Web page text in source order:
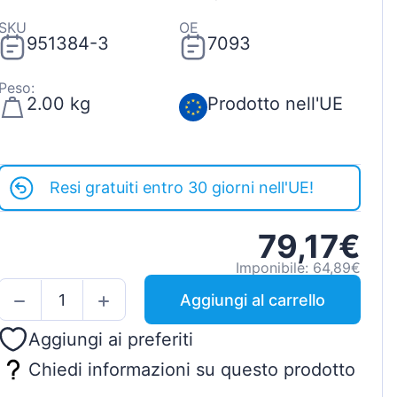
951384-3
OE
7093
2.00 kg Prodotto nell'UE
Resi gratuiti entro 30 giorni nell'UE!
79,17€
Imponibile: 64,89€
Aggiungi al carrello
Aggiungi ai preferiti
Chiedi informazioni su questo prodotto